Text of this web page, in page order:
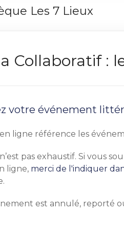
Les 7 Lieux
Collaboratif :
votre événement
en ligne référence les
n’est pas exhaustif. Si
ligne, merci de l'indiquer
est annulé, reporté